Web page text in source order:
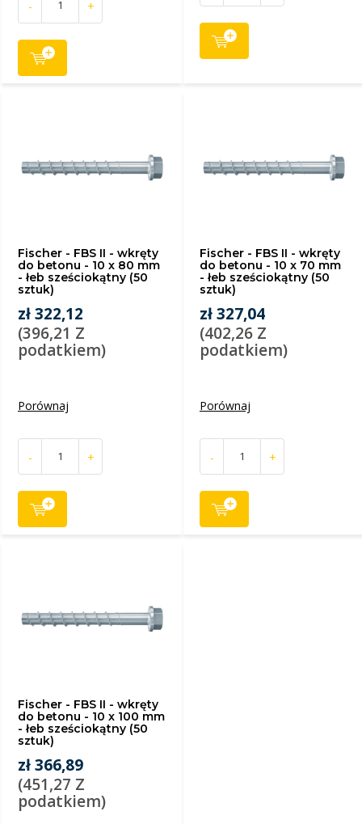
- +
Fischer - FBS II - wkręty
do betonu - 10 x 80 mm
- łeb sześciokątny (50
sztuk)
zł 322,12
(396,21 Z
podatkiem)
Porównaj
- +
Fischer - FBS II - wkręty
do betonu - 10 x 70 mm
- łeb sześciokątny (50
sztuk)
zł 327,04
(402,26 Z
podatkiem)
Porównaj
- +
Fischer - FBS II - wkręty
do betonu - 10 x 100 mm
- łeb sześciokątny (50
sztuk)
zł 366,89
(451,27 Z
podatkiem)